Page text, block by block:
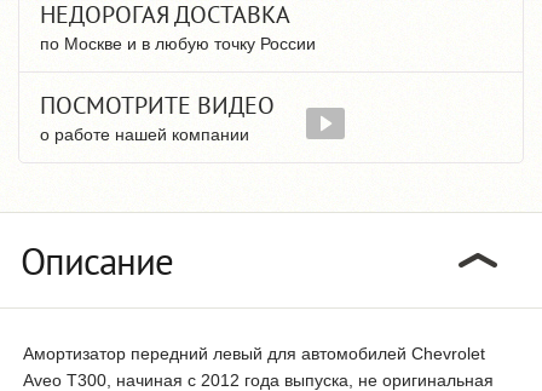
НЕДОРОГАЯ ДОСТАВКА
по Москве и в любую точку России
ПОСМОТРИТЕ ВИДЕО
о работе нашей компании
Описание
Амортизатор передний левый для автомобилей Chevrolet
Aveo T300, начиная с 2012 года выпуска, не оригинальная